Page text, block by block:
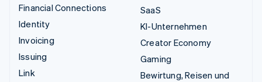
Financial Connections
Identity
Invoicing
Issuing
Link
SaaS
KI-Unternehmen
Creator Economy
Gaming
Bewirtung, Reisen und